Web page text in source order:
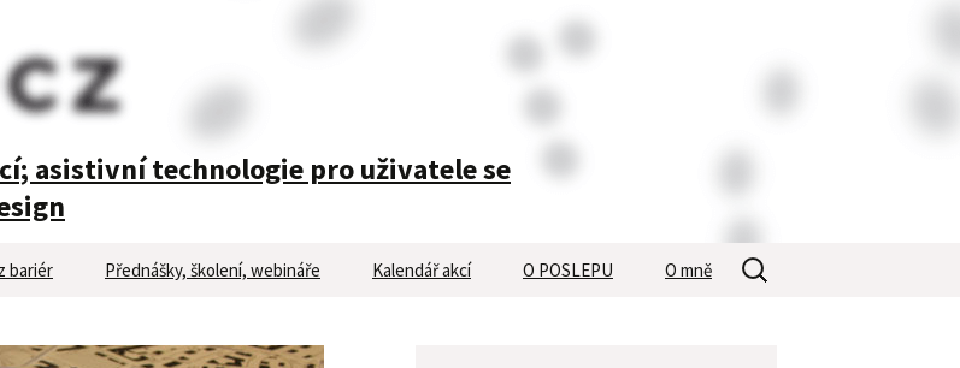
asistivní technologie pro uživatele se
bariér Přednášky, školení, webináře Kalendář akcí O POSLEPU O mně
Vyhledávání